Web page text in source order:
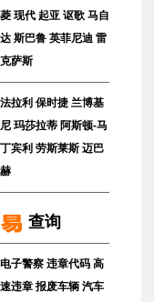
菱 现代 起亚 讴歌 马自
达 斯巴鲁 英菲尼迪 雷
克萨斯
法拉利 保时捷 兰博基
尼 玛莎拉蒂 阿斯顿-马
丁宾利 劳斯莱斯 迈巴
赫
查询
电子警察 违章代码 高
速违章 报废车辆 汽车